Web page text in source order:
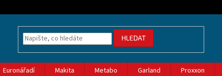
HLEDAT
Euronářadí Makita Metabo Garland Proxxon